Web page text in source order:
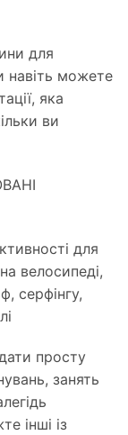
для
навіть можете
яка
ви
для
велосипеді,
серфінгу,
просту
занять
інші із